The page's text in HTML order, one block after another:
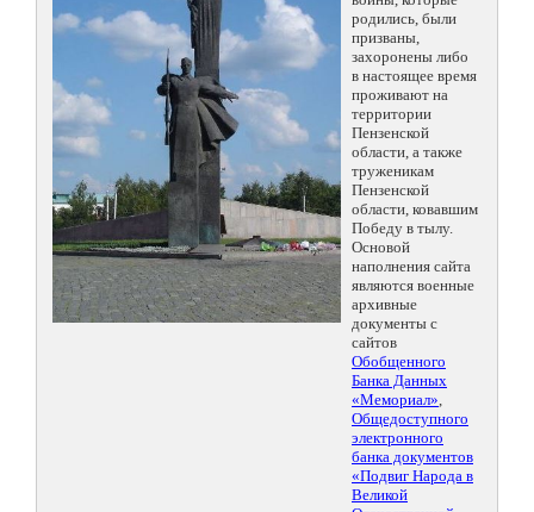
родились, были
призваны,
захоронены либо
в настоящее время
проживают на
территории
Пензенской
области, а также
труженикам
Пензенской
области, ковавшим
Победу в тылу.
Основой
наполнения сайта
являются военные
архивные
документы с
сайтов
Обобщенного
Банка Данных
«Мемориал»,
Общедоступного
электронного
банка документов
«Подвиг Народа в
Великой